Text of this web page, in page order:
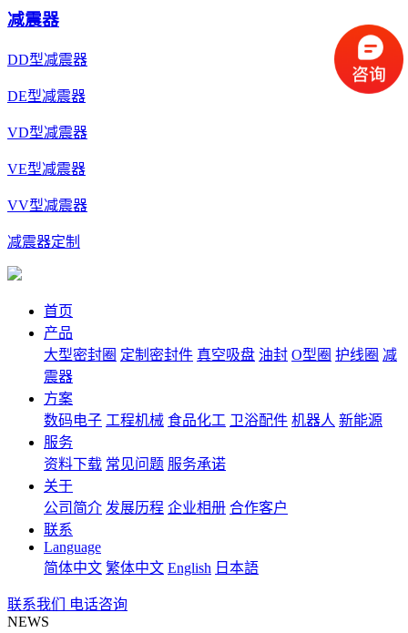
减震器
DD型减震器
DE型减震器
VD型减震器
VE型减震器
VV型减震器
减震器定制
首页
产品
大型密封圈 定制密封件 真空吸盘 油封 O型圈 护线圈 减
震器
方案
数码电子 工程机械 食品化工 卫浴配件 机器人 新能源
服务
资料下载 常见问题 服务承诺
关于
公司简介 发展历程 企业相册 合作客户
联系
Language
简体中文 繁体中文 English 日本語
联系我们
电话咨询
NEWS